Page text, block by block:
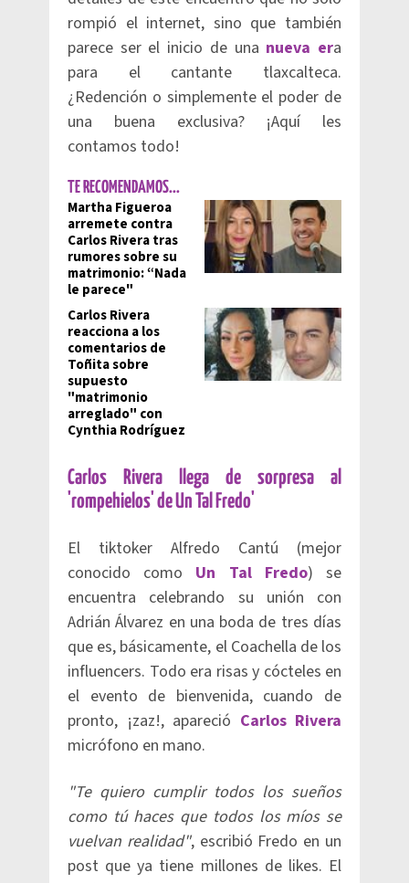
rompió el internet, sino que también
parece ser el inicio de una nueva era
para el cantante tlaxcalteca.
¿Redención o simplemente el poder de
una buena exclusiva? ¡Aquí les
contamos todo!
TE RECOMENDAMOS...
Martha Figueroa
arremete contra
Carlos Rivera tras
rumores sobre su
matrimonio: “Nada
le parece"
Carlos Rivera
reacciona a los
comentarios de
Toñita sobre
supuesto
"matrimonio
arreglado" con
Cynthia Rodríguez
Carlos Rivera llega de sorpresa al
'rompehielos' de Un Tal Fredo'
El tiktoker Alfredo Cantú (mejor
conocido como Un Tal Fredo) se
encuentra celebrando su unión con
Adrián Álvarez en una boda de tres días
que es, básicamente, el Coachella de los
influencers. Todo era risas y cócteles en
el evento de bienvenida, cuando de
pronto, ¡zaz!, apareció Carlos Rivera
micrófono en mano.
"Te quiero cumplir todos los sueños
como tú haces que todos los míos se
vuelvan realidad", escribió Fredo en un
post que ya tiene millones de likes. El